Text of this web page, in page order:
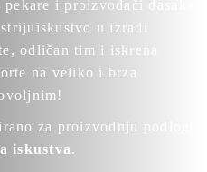
i proizvođači dasaka
iskustvo u izradi
, odličan tim i iskrena
na veliko i brza
za proizvodnju podloga
iskustva.